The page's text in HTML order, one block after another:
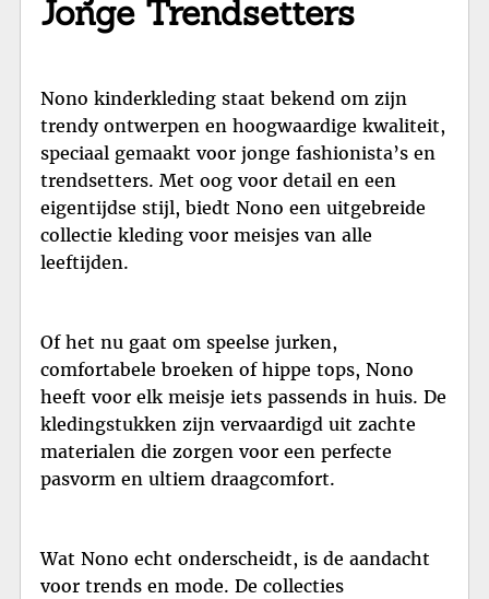
Jonge Trendsetters
Nono kinderkleding staat bekend om zijn
trendy ontwerpen en hoogwaardige kwaliteit,
speciaal gemaakt voor jonge fashionista’s en
trendsetters. Met oog voor detail en een
eigentijdse stijl, biedt Nono een uitgebreide
collectie kleding voor meisjes van alle
leeftijden.
Of het nu gaat om speelse jurken,
comfortabele broeken of hippe tops, Nono
heeft voor elk meisje iets passends in huis. De
kledingstukken zijn vervaardigd uit zachte
materialen die zorgen voor een perfecte
pasvorm en ultiem draagcomfort.
Wat Nono echt onderscheidt, is de aandacht
voor trends en mode. De collecties